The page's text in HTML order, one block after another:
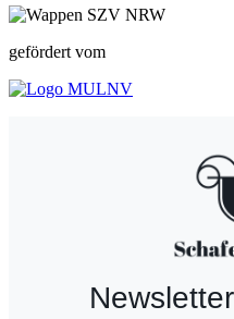
gefördert vom